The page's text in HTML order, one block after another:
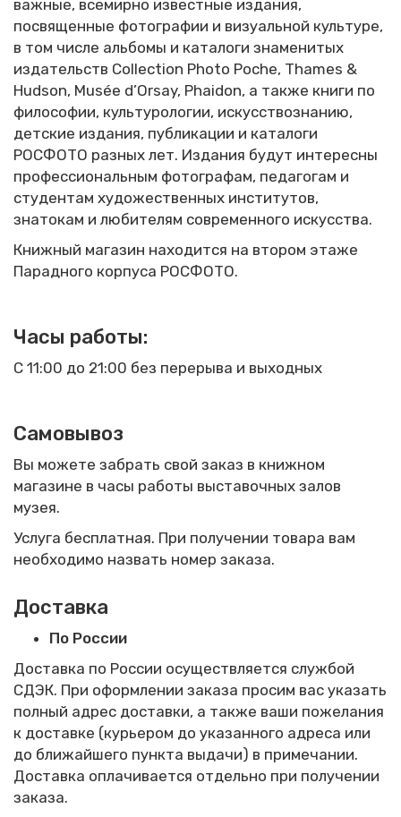
важные, всемирно известные издания,
посвященные фотографии и визуальной культуре,
в том числе альбомы и каталоги знаменитых
издательств Collection Photo Poche, Thames &
Hudson, Musée d’Orsay, Phaidon, а также книги по
философии, культурологии, искусствознанию,
детские издания, публикации и каталоги
РОСФОТО разных лет. Издания будут интересны
профессиональным фотографам, педагогам и
студентам художественных институтов,
знатокам и любителям современного искусства.
Книжный магазин находится на втором этаже
Парадного корпуса РОСФОТО.
Часы работы:
С 11:00 до 21:00 без перерыва и выходных
Самовывоз
Вы можете забрать свой заказ в книжном
магазине в часы работы выставочных залов
музея.
Услуга бесплатная. При получении товара вам
необходимо назвать номер заказа.
Доставка
По России
Доставка по России осуществляется службой
СДЭК. При оформлении заказа просим вас указать
полный адрес доставки, а также ваши пожелания
к доставке (курьером до указанного адреса или
до ближайшего пункта выдачи) в примечании.
Доставка оплачивается отдельно при получении
заказа.